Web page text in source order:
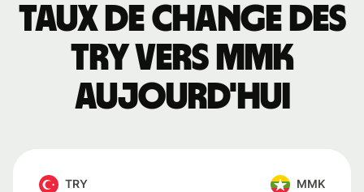
Taux de change des
TRY vers MMK
aujourd'hui
TRY MMK